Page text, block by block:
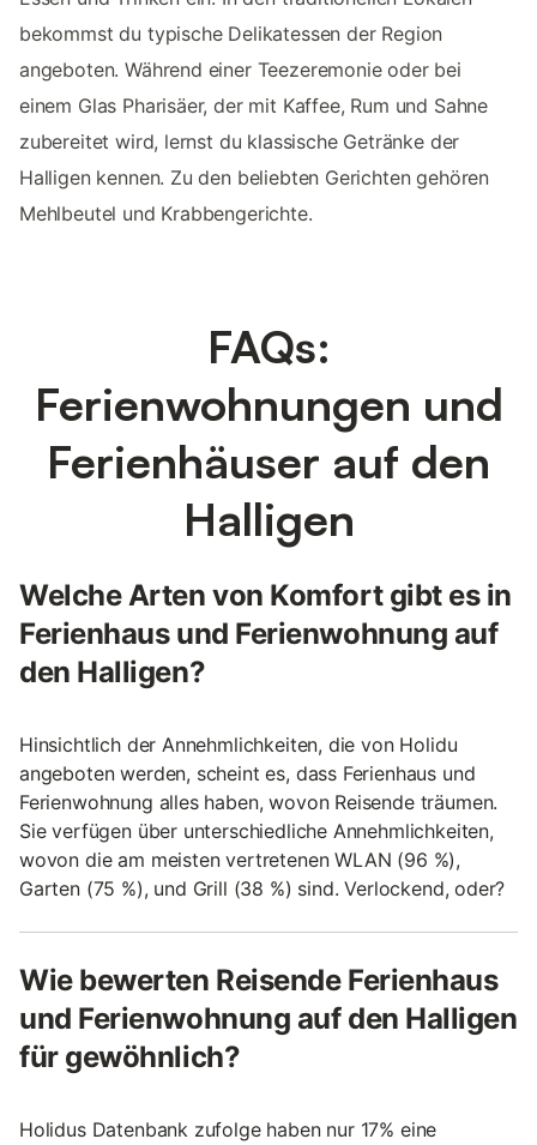
bekommst du typische Delikatessen der Region
angeboten. Während einer Teezeremonie oder bei
einem Glas Pharisäer, der mit Kaffee, Rum und Sahne
zubereitet wird, lernst du klassische Getränke der
Halligen kennen. Zu den beliebten Gerichten gehören
Mehlbeutel und Krabbengerichte.
FAQs:
Ferienwohnungen und
Ferienhäuser auf den
Halligen
Welche Arten von Komfort gibt es in
Ferienhaus und Ferienwohnung auf
den Halligen?
Hinsichtlich der Annehmlichkeiten, die von Holidu
angeboten werden, scheint es, dass Ferienhaus und
Ferienwohnung alles haben, wovon Reisende träumen.
Sie verfügen über unterschiedliche Annehmlichkeiten,
wovon die am meisten vertretenen WLAN (96 %),
Garten (75 %), und Grill (38 %) sind. Verlockend, oder?
Wie bewerten Reisende Ferienhaus
und Ferienwohnung auf den Halligen
für gewöhnlich?
Holidus Datenbank zufolge haben nur 17% eine